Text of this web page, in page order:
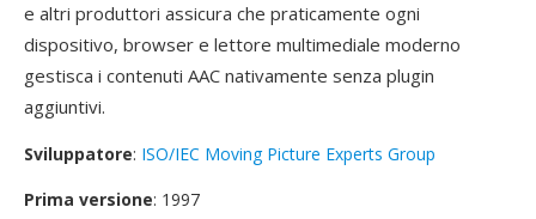
e altri produttori assicura che praticamente ogni
dispositivo, browser e lettore multimediale moderno
gestisca i contenuti AAC nativamente senza plugin
aggiuntivi.
Sviluppatore: ISO/IEC Moving Picture Experts Group
Prima versione: 1997